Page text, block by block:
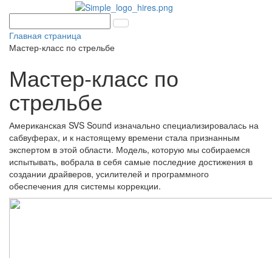
Главная страница
Мастер-класс по стрельбе
Мастер-класс по
стрельбе
Американская SVS Sound изначально специализировалась на
сабвуферах, и к настоящему времени стала признанным
экспертом в этой области. Модель, которую мы собираемся
испытывать, вобрала в себя самые последние достижения в
создании драйверов, усилителей и программного
обеспечения для системы коррекции.